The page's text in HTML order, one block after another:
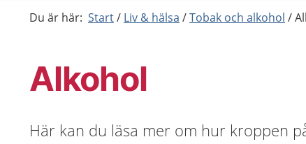
Du är här: Start Liv & hälsa Tobak och alkohol
Alkohol
Här kan du läsa mer om hur kroppen